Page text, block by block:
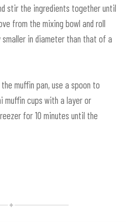
stir the ingredients together until
from the mixing bowl and roll
in diameter than that of a
muffin pan, use a spoon to
cups with a layer or
for 10 minutes until the